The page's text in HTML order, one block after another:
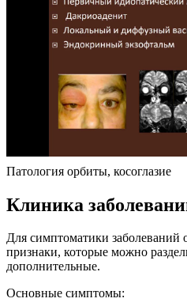
Патология орбиты, косоглазие
Клиника
Для симптоматики
признаки, которые можно
дополнительные.
Основные симптомы: